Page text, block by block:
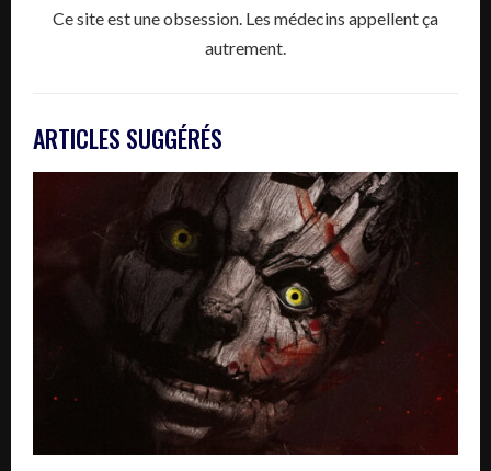
Ce site est une obsession. Les médecins appellent ça
autrement.
ARTICLES SUGGÉRÉS